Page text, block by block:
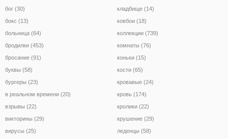
бог (30)
бокс (13)
больница (64)
бродилки (453)
бросание (91)
буквы (58)
бургеры (23)
в реальном времени (20)
взрывы (22)
викторины (29)
вирусы (25)
кладбище (14)
ковбои (18)
коллекции (739)
комнаты (76)
коньки (15)
кости (65)
кровавые (24)
кровь (174)
кролики (22)
крушение (29)
леденцы (58)